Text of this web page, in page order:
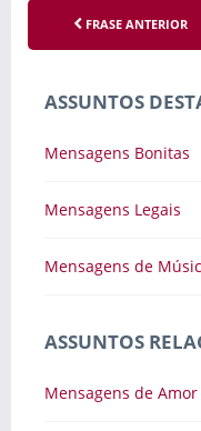
FRASE ANTERIOR
ASSUNTOS
Mensagens Bonitas
Mensagens Legais
Mensagens de
ASSUNTOS
Mensagens de Amor